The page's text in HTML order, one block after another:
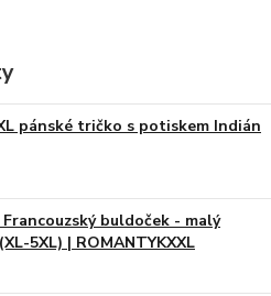
pánské tričko s potiskem Indián
buldoček - malý
5XL) | ROMANTYKXXL